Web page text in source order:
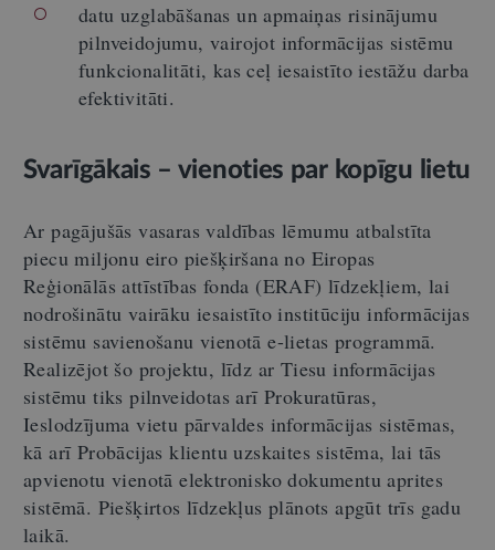
datu uzglabāšanas un apmaiņas risinājumu
pilnveidojumu, vairojot informācijas sistēmu
funkcionalitāti, kas ceļ iesaistīto iestāžu darba
efektivitāti.
Svarīgākais – vienoties par kopīgu lietu
Ar pagājušās vasaras valdības lēmumu atbalstīta
piecu miljonu eiro piešķiršana no Eiropas
Reģionālās attīstības fonda (ERAF) līdzekļiem, lai
nodrošinātu vairāku iesaistīto institūciju informācijas
sistēmu savienošanu vienotā e-lietas programmā.
Realizējot šo projektu, līdz ar Tiesu informācijas
sistēmu tiks pilnveidotas arī Prokuratūras,
Ieslodzījuma vietu pārvaldes informācijas sistēmas,
kā arī Probācijas klientu uzskaites sistēma, lai tās
apvienotu vienotā elektronisko dokumentu aprites
sistēmā. Piešķirtos līdzekļus plānots apgūt trīs gadu
laikā.